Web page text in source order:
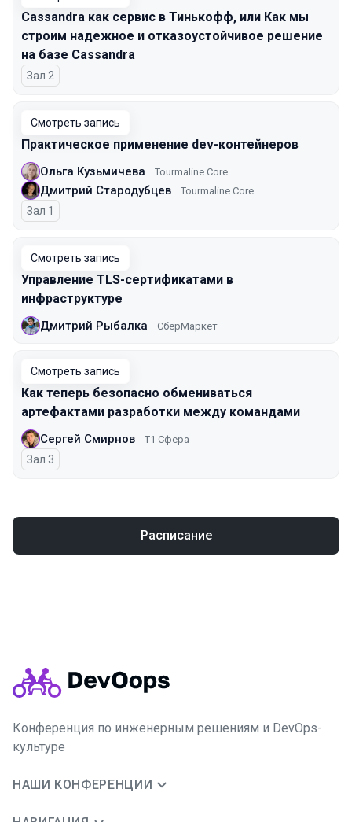
Cassandra как сервис в Тинькофф, или Как мы
строим надежное и отказоустойчивое решение
на базе Cassandra
Зал 2
Смотреть запись
Практическое применение dev-контейнеров
Ольга Кузьмичева Tourmaline Core
Дмитрий Стародубцев Tourmaline Core
Зал 1
Смотреть запись
Управление TLS-сертификатами в
инфраструктуре
Дмитрий Рыбалка СберМаркет
Смотреть запись
Как теперь безопасно обмениваться
артефактами разработки между командами
Сергей Смирнов Т1 Сфера
Зал 3
Расписание
Конференция по инженерным решениям и DevOps-
культуре
НАШИ КОНФЕРЕНЦИИ